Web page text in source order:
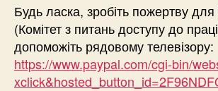
Будь ласка, зробіть пожертву
(Комітет з питань доступу до
допоможіть рядовому телевізору:
https://www.paypal.com/cgi-bin/